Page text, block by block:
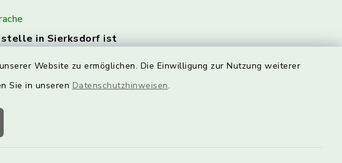
Website zu ermöglichen. Die Einwilligung zur Nutzung weiterer
Sie in unseren Datenschutzhinweisen.
in Sierksdorf ist
Hierzu ist eine
erforderlich.
finden Sie